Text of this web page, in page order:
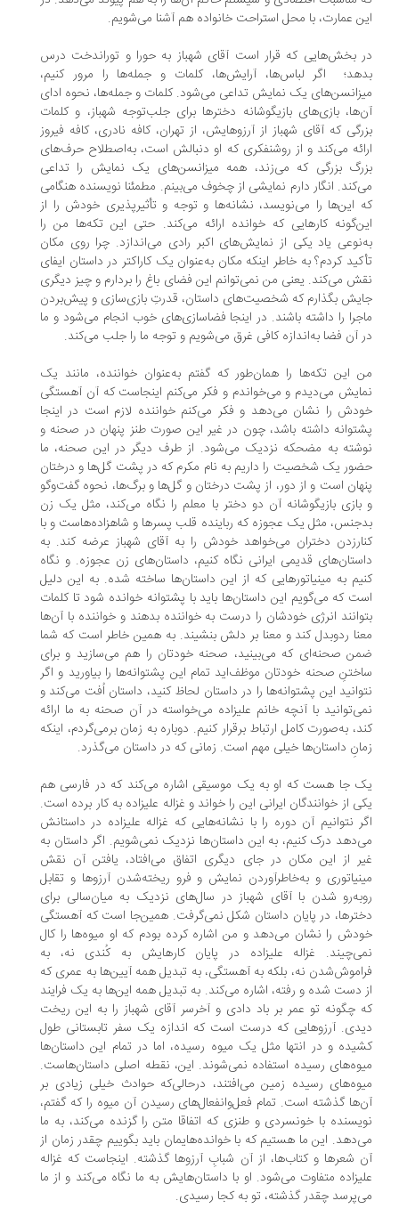
عمارت، با محل استراحت خانواده هم آشنا می‌شویم.
بخش‌هایی که قرار است آقای شهباز به حورا و توراندخت درس
اگر لباس‌ها، ‌آرایش‌ها، کلمات و جمله‌ها را مرور کنیم،
یک نمایش تداعی می‌شود. کلمات و جمله‌ها، نحوه ادای
بازی‌های بازیگوشانه دخترها برای جلب‌توجه شهباز، و کلمات
که آقای شهباز از آرزوهایش، از تهران، کافه نادری، کافه فیروز
می‌کند و از روشنفکری که او دنبالش است، به‌اصطلاح حرف‌های
بزرگی که می‌زند، همه میزانسن‌های یک نمایش را تداعی
انگار دارم نمایشی از چخوف می‌بینم. مطمئنا نویسنده هنگامی
این‌ها را می‌نویسد، نشانه‌ها و توجه و تأثیرپذیری خودش را از
کارهایی که خوانده ارائه می‌کند. حتی این تکه‌ها من را
یاد یکی از نمایش‌های اکبر رادی می‌‌اندازد. چرا روی مکان
کردم؟ به خاطر اینکه مکان به‌عنوان یک کاراکتر در داستان ایفای
می‌کند. یعنی من نمی‌توانم این فضای باغ را بردارم و چیز دیگری
بگذارم که شخصیت‌های داستان، قدرتِ بازی‌سازی و پیش‌بردن
را داشته باشند. در اینجا فضاسازی‌های خوب انجام می‌شود و ما
آن فضا به‌اندازه کافی غرق می‌شویم و توجه ما را جلب می‌کند.
این تکه‌ها را همان‌طور که گفتم به‌عنوان خواننده، مانند یک
می‌دیدم و می‌خواندم و فکر می‌کنم اینجاست که آن آهستگی
را نشان می‌دهد و فکر می‌کنم خواننده لازم است در اینجا
داشته باشد، چون در غیر این صورت طنز پنهان در صحنه و
به مضحکه نزدیک می‌شود. از طرف دیگر در این صحنه، ما
یک شخصیت را داریم به نام مکرم که در پشت گل‌ها و درختان
است و از دور، از پشت درختان و گل‌ها و برگ‌ها، نحوه گفت‌وگو
بازیگوشانه آن دو دختر با معلم را نگاه می‌کند، مثل یک زن
مثل یک عجوزه که رباینده قلب پسرها و شاهزاده‌هاست و با
دختران می‌خواهد خودش را به آقای شهباز عرضه کند. به
قدیمی ایرانی نگاه کنیم، داستان‌های زن عجوزه. و نگاه
به مینیاتورهایی که از این داستان‌ها ساخته شده. ‌به این دلیل
که می‌گویم این داستان‌ها باید با پشتوانه خوانده شود تا کلمات
انرژی خودشان را درست به خواننده بدهند و خواننده با آن‌ها
ردوبدل کند و معنا بر دلش بنشیند. به همین خاطر است که شما
صحنه‌ای که می‌بینید،‌ صحنه خودتان را هم می‌سازید و برای
صحنه خودتان موظف‌اید تمام این پشتوانه‌ها را بیاورید و اگر
این پشتوانه‌ها را در داستان لحاظ کنید، ‌داستان اُفت می‌کند و
با آنچه خانم علیزاده می‌خواسته در آن صحنه به ما ارائه
به‌صورت کامل ارتباط برقرار کنیم. دوباره به زمان برمی‌گردم، اینکه
داستان‌ها خیلی مهم است. زمانی که در داستان می‌گذرد.
جا هست که او به یک موسیقی اشاره می‌کند که در فارسی هم
از خوانندگان ایرانی این را خواند و غزاله علیزاده به کار برده است.
نتوانیم آن دوره را با نشانه‌هایی که غزاله علیزاده در داستانش
درک کنیم، به این داستان‌ها نزدیک نمی‌شویم. اگر داستان به
از این مکان در جای دیگری اتفاق می‌افتاد، یافتن آن نقش
و به‌خاطر‌آوردن نمایش و فرو ریخته‌شدن آرزوها و تقابل
شدن با آقای شهباز در سال‌های نزدیک به میان‌سالی برای
در پایان داستان شکل نمی‌گرفت. همین‌جا است که آهستگی
را نشان می‌دهد و من اشاره کرده بودم که او میوه‌ها را کال
غزاله علیزاده در پایان کارهایش به کُندی نه، به
نه، بلکه به آهستگی، به تبدیل همه آیین‌‌ها به عمری که
دست شده و رفته، اشاره می‌کند. به تبدیل همه این‌ها به یک فرایند
چگونه تو عمر بر باد دادی و آخرسر آقای شهباز را به این ریخت
آرزوهایی که درست است که اندازه یک سفر تابستانی طول
و در انتها مثل یک میوه رسیده، اما در تمام این داستان‌ها
رسیده استفاده نمی‌شوند. این، نقطه اصلی داستان‌هاست.
رسیده زمین می‌افتند، در‌حالی‌که حوادث خیلی زیادی بر
گذشته است. تمام فعل‌وانفعال‌های رسیدن آن میوه را که گفتم،
با خونسردی و طنزی که اتفاقا متن را گزنده می‌کند، به ما
این ما هستیم که با خوانده‌هایمان باید بگوییم چقدر زمان از
شعرها و کتاب‌ها، از آن شبابِ آرزوها گذشته. اینجاست که غزاله
متفاوت می‌شود. او با داستان‌هایش به ما نگاه می‌کند و از ما
چقدر گذشته، تو به کجا رسیدی.